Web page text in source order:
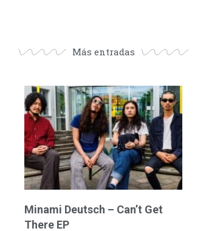
Más entradas
Minami Deutsch – Can’t Get
There EP